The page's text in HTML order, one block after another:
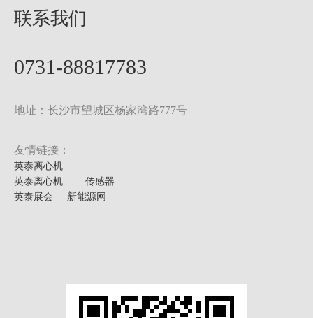
联系我们
0731-88817783
地址：长沙市望城区杨家湾路777号
友情链接：
英泰离心机
英泰离心机
传感器
英泰展会
新能源网